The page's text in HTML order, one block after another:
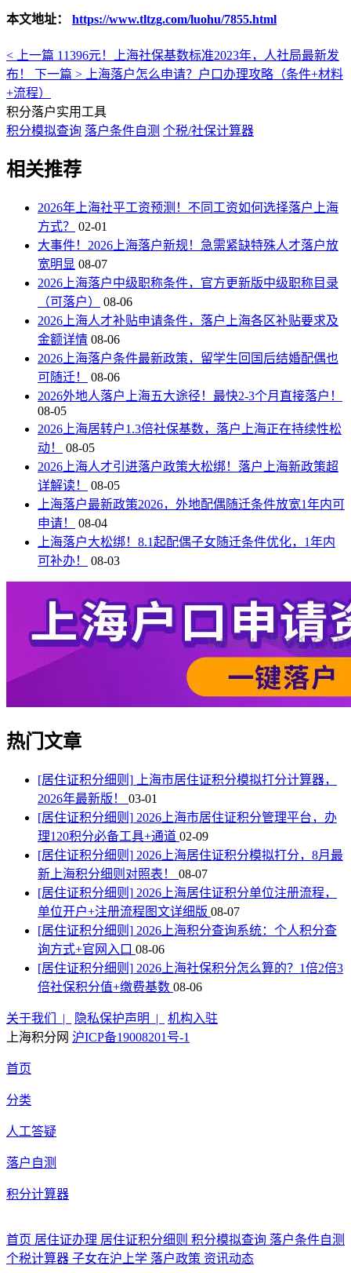
本文地址： https://www.tltzg.com/luohu/7855.html
< 上一篇 11396元！上海社保基数标准2023年，人社局最新发
布！ 下一篇 >
上海落户怎么申请？户口办理攻略（条件+材料
+流程）
积分落户实用工具
积分模拟查询 落户条件自测 个税/社保计算器
相关推荐
2026年上海社平工资预测！不同工资如何选择落户上海
方式？
02-01
大事件！2026上海落户新规！急需紧缺特殊人才落户放
宽明显 08-07
2026上海落户中级职称条件，官方更新版中级职称目录
（可落户）
08-06
2026上海人才补贴申请条件，落户上海各区补贴要求及
金额详情 08-06
2026上海落户条件最新政策，留学生回国后结婚配偶也
可随迁！
08-06
2026外地人落户上海五大途径！最快2-3个月直接落户！
08-05
2026上海居转户1.3倍社保基数，落户上海正在持续性松
动！
08-05
2026上海人才引进落户政策大松绑！落户上海新政策超
详解读！
08-05
上海落户最新政策2026，外地配偶随迁条件放宽1年内可
申请！
08-04
上海落户大松绑！8.1起配偶子女随迁条件优化，1年内
可补办！
08-03
热门文章
[居住证积分细则] 上海市居住证积分模拟打分计算器，
2026年最新版！ 03-01
[居住证积分细则] 2026上海市居住证积分管理平台，办
理120积分必备工具+通道 02-09
[居住证积分细则] 2026上海居住证积分模拟打分，8月最
新上海积分细则对照表！ 08-07
[居住证积分细则] 2026上海居住证积分单位注册流程，
单位开户+注册流程图文详细版 08-07
[居住证积分细则] 2026上海积分查询系统：个人积分查
询方式+官网入口 08-06
[居住证积分细则] 2026上海社保积分怎么算的？1倍2倍3
倍社保积分值+缴费基数 08-06
关于我们 | 隐私保护声明 |
机构入驻
上海积分网 沪ICP备19008201号-1
首页
分类
人工答疑
落户自测
积分计算器
首页 居住证办理 居住证积分细则 积分模拟查询 落户条件自测
个税计算器 子女在沪上学 落户政策 资讯动态